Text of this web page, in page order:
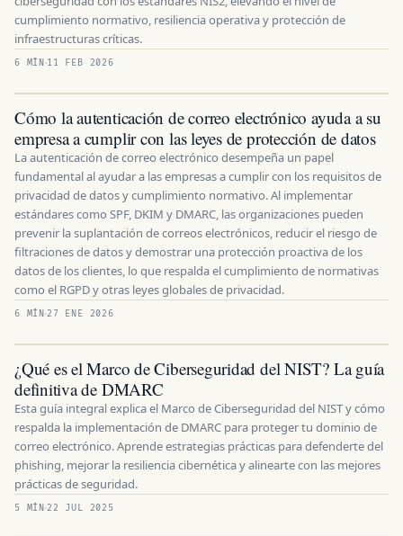
cumplimiento normativo, resiliencia operativa y protección de
infraestructuras críticas.
6 MÍN 11 FEB 2026
Cómo la autenticación de correo electrónico ayuda a su
empresa a cumplir con las leyes de protección de datos
La autenticación de correo electrónico desempeña un papel
fundamental al ayudar a las empresas a cumplir con los requisitos de
privacidad de datos y cumplimiento normativo. Al implementar
estándares como SPF, DKIM y DMARC, las organizaciones pueden
prevenir la suplantación de correos electrónicos, reducir el riesgo de
filtraciones de datos y demostrar una protección proactiva de los
datos de los clientes, lo que respalda el cumplimiento de normativas
como el RGPD y otras leyes globales de privacidad.
6 MÍN 27 ENE 2026
¿Qué es el Marco de Ciberseguridad del NIST? La guía
definitiva de DMARC
Esta guía integral explica el Marco de Ciberseguridad del NIST y cómo
respalda la implementación de DMARC para proteger tu dominio de
correo electrónico. Aprende estrategias prácticas para defenderte del
phishing, mejorar la resiliencia cibernética y alinearte con las mejores
prácticas de seguridad.
5 MÍN 22 JUL 2025